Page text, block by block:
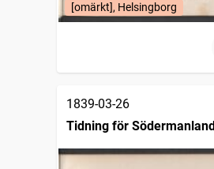
[omärkt], Helsingborg
1839-03-26
Tidning för Södermanland